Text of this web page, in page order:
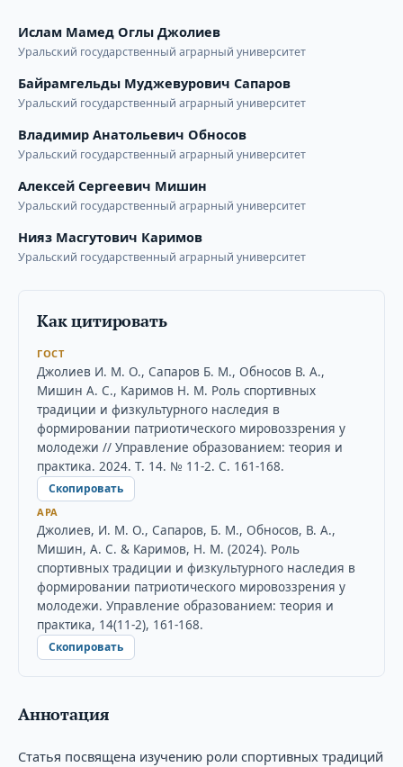
Ислам Мамед Оглы Джолиев
Уральский государственный аграрный университет
Байрамгельды Муджевурович Сапаров
Уральский государственный аграрный университет
Владимир Анатольевич Обносов
Уральский государственный аграрный университет
Алексей Сергеевич Мишин
Уральский государственный аграрный университет
Нияз Масгутович Каримов
Уральский государственный аграрный университет
Как цитировать
ГОСТ
Джолиев И. М. О., Сапаров Б. М., Обносов В. А.,
Мишин А. С., Каримов Н. М. Роль спортивных
традиции и физкультурного наследия в
формировании патриотического мировоззрения у
молодежи // Управление образованием: теория и
практика. 2024. Т. 14. № 11-2. С. 161-168.
Скопировать
APA
Джолиев, И. М. О., Сапаров, Б. М., Обносов, В. А.,
Мишин, А. С. & Каримов, Н. М. (2024). Роль
спортивных традиции и физкультурного наследия в
формировании патриотического мировоззрения у
молодежи. Управление образованием: теория и
практика, 14(11-2), 161-168.
Скопировать
Аннотация
Статья посвящена изучению роли спортивных традиций